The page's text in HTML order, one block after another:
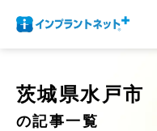
茨城県水戸市
の記事一覧